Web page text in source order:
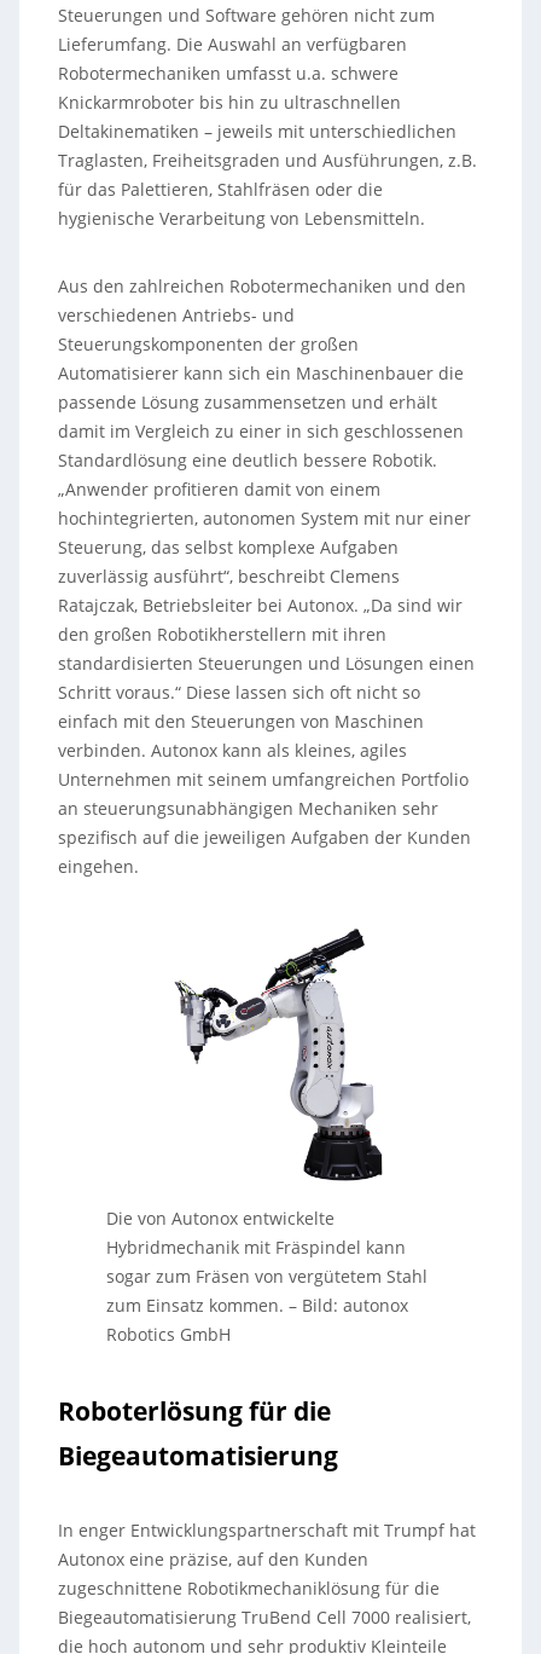
Steuerungen und Software gehören nicht zum
Lieferumfang. Die Auswahl an verfügbaren
Robotermechaniken umfasst u.a. schwere
Knickarmroboter bis hin zu ultraschnellen
Deltakinematiken – jeweils mit unterschiedlichen
Traglasten, Freiheitsgraden und Ausführungen, z.B.
für das Palettieren, Stahlfräsen oder die
hygienische Verarbeitung von Lebensmitteln.
Aus den zahlreichen Robotermechaniken und den
verschiedenen Antriebs- und
Steuerungskomponenten der großen
Automatisierer kann sich ein Maschinenbauer die
passende Lösung zusammensetzen und erhält
damit im Vergleich zu einer in sich geschlossenen
Standardlösung eine deutlich bessere Robotik.
„Anwender profitieren damit von einem
hochintegrierten, autonomen System mit nur einer
Steuerung, das selbst komplexe Aufgaben
zuverlässig ausführt“, beschreibt Clemens
Ratajczak, Betriebsleiter bei Autonox. „Da sind wir
den großen Robotikherstellern mit ihren
standardisierten Steuerungen und Lösungen einen
Schritt voraus.“ Diese lassen sich oft nicht so
einfach mit den Steuerungen von Maschinen
verbinden. Autonox kann als kleines, agiles
Unternehmen mit seinem umfangreichen Portfolio
an steuerungsunabhängigen Mechaniken sehr
spezifisch auf die jeweiligen Aufgaben der Kunden
eingehen.
Die von Autonox entwickelte
Hybridmechanik mit Fräspindel kann
sogar zum Fräsen von vergütetem Stahl
zum Einsatz kommen. – Bild: autonox
Robotics GmbH
Roboterlösung für die
Biegeautomatisierung
In enger Entwicklungspartnerschaft mit Trumpf hat
Autonox eine präzise, auf den Kunden
zugeschnittene Robotikmechaniklösung für die
Biegeautomatisierung TruBend Cell 7000 realisiert,
die hoch autonom und sehr produktiv Kleinteile